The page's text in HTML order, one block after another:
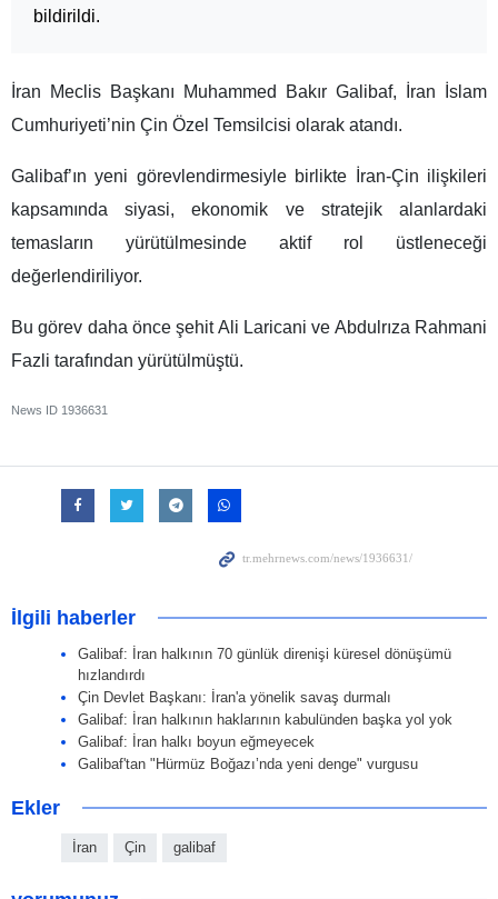
bildirildi.
İran Meclis Başkanı Muhammed Bakır Galibaf, İran İslam
Cumhuriyeti’nin Çin Özel Temsilcisi olarak atandı.
Galibaf’ın yeni görevlendirmesiyle birlikte İran-Çin ilişkileri
kapsamında siyasi, ekonomik ve stratejik alanlardaki
temasların yürütülmesinde aktif rol üstleneceği
değerlendiriliyor.
Bu görev daha önce şehit Ali Laricani ve Abdulrıza Rahmani
Fazli tarafından yürütülmüştü.
News ID 1936631
İlgili haberler
Galibaf: İran halkının 70 günlük direnişi küresel dönüşümü
hızlandırdı
Çin Devlet Başkanı: İran'a yönelik savaş durmalı
Galibaf: İran halkının haklarının kabulünden başka yol yok
Galibaf: İran halkı boyun eğmeyecek
Galibaf'tan "Hürmüz Boğazı’nda yeni denge" vurgusu
Ekler
İran Çin galibaf